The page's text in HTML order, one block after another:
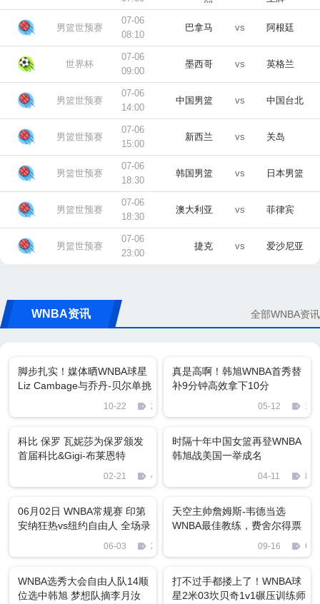
男篮世预赛
07-06
08:10
巴拿马 vs 阿根廷
世界杯
07-06
09:00
墨西哥 vs 英格兰
男篮世预赛
07-06
14:00
中国男篮 vs 中国台北
男篮世预赛
07-06
15:00
新西兰 vs 关岛
男篮世预赛
07-06
18:30
韩国男篮 vs 日本男篮
男篮世预赛
07-06
18:30
澳大利亚 vs 菲律宾
男篮世预赛
07-06
23:00
捷克 vs 爱沙尼亚
WNBA资讯 全部WNBA资讯
脚步扎实！媒体晒WNBA球星
Liz Cambage与乔丹-贝尔单挑
10-22 2651
真是高啊！韩旭WNBA首秀替
补9分钟高效拿下10分
05-12
科比 保罗 瓦妮莎为保罗颁发
首届科比&Gigi-布莱恩特
02-21 411
时隔十年中国女篮再登WNBA
韩旭战美国一举成名
04-11 83
06月02日 WNBA常规赛 印第
安纳狂热vs纽约自由人 全场录
06-03 2432
天空主帅詹姆斯-韦德当选
WNBA最佳教练，费舍尔得票
09-16 61
WNBA选秀大会自由人队14顺
位选中韩旭 梦想队摘李月汝
打不过手都搂上了！WNBA球
星2米03坎贝奇1v1碾压训练师